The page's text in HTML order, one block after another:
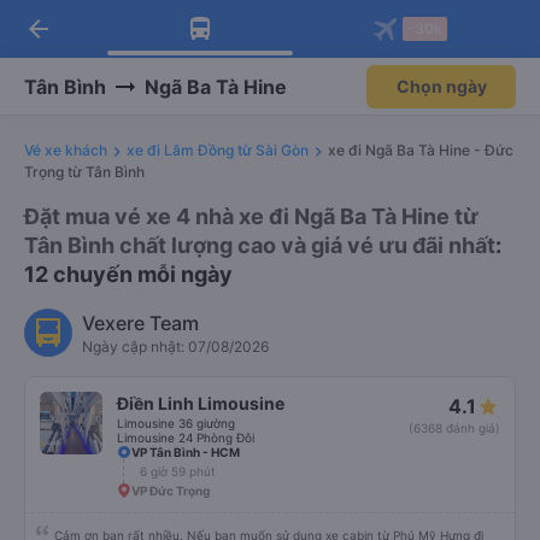
Tải app Vexere ngay!
Nhận ưu đãi thành viên độc
Mở app
Tải app Vexere
-30k/ghế khi đặt vé máy bay qua
Mở app
arrow_back
Tân Bình Ngã Ba Tà Hine Chọn ngày
Vé xe khách xe đi Lâm Đồng từ Sài Gòn
xe đi Ngã Ba Tà Hine - Đức
Trọng từ Tân Bình
Đặt mua vé xe 4 nhà xe đi Ngã Ba Tà Hine từ
Tân Bình chất lượng cao và giá vé ưu đãi nhất:
12 chuyến mỗi ngày
Vexere Team
Ngày cập nhật: 07/08/2026
Điền Linh Limousine
Limousine 36 giường
Limousine 24 Phòng Đôi
4.1
(6368 đánh giá)
VP Tân Bình - HCM
6 giờ 59 phút
VP Đức Trọng
Cảm ơn bạn rất nhiều. Nếu bạn muốn sử dụng xe cabin từ Phú Mỹ Hưng đi